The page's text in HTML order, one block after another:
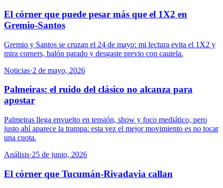
El córner que puede pesar más que el 1X2 en
Gremio-Santos
Gremio y Santos se cruzan el 24 de mayo: mi lectura evita el 1X2 y
mira corners, balón parado y desgaste previo con cautela.
Noticias·2 de mayo, 2026
Palmeiras: el ruido del clásico no alcanza para
apostar
Palmeiras llega envuelto en tensión, show y foco mediático, pero
justo ahí aparece la trampa: esta vez el mejor movimiento es no tocar
una cuota.
Análisis·25 de junio, 2026
El córner que Tucumán-Rivadavia callan